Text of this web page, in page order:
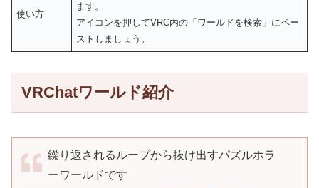
使い方
ます。
アイコンを押してVRC内の「ワールドを検索」にペー
ストしましょう。
VRChatワールド紹介
繰り返されるループから抜け出すパズルホラ
ーワールドです